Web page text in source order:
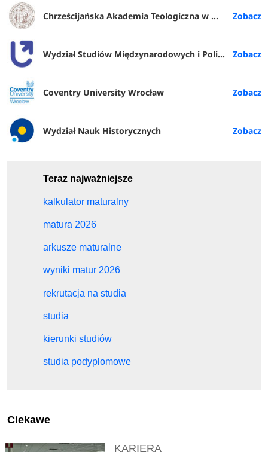
Chrześcijańska Akademia Teologiczna w Warszawie
Wydział Studiów Międzynarodowych i Politologicznych UŁ
Coventry University Wrocław
Wydział Nauk Historycznych
Teraz najważniejsze
kalkulator maturalny
matura 2026
arkusze maturalne
wyniki matur 2026
rekrutacja na studia
studia
kierunki studiów
studia podyplomowe
Ciekawe
KARIERA